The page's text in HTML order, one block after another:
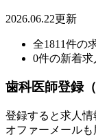
2026.06.22更新
全1811件の
0件の新着求
歯科医師登録（
登録すると求人
オファーメールも